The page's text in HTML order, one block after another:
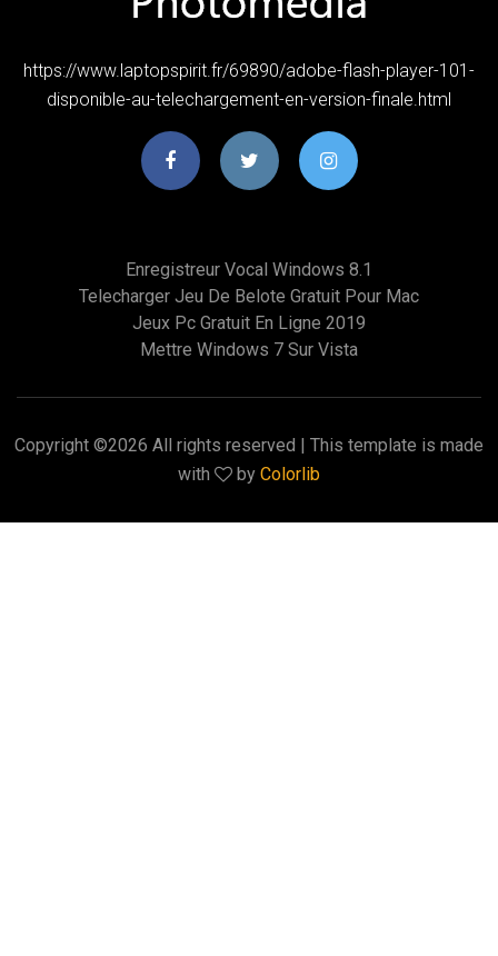
https://www.laptopspirit.fr/69890/adobe-flash-player-101-
disponible-au-telechargement-en-version-finale.html
Enregistreur Vocal Windows 8.1
Telecharger Jeu De Belote Gratuit Pour Mac
Jeux Pc Gratuit En Ligne 2019
Mettre Windows 7 Sur Vista
Copyright ©2026 All rights reserved | This template is made
with
by Colorlib